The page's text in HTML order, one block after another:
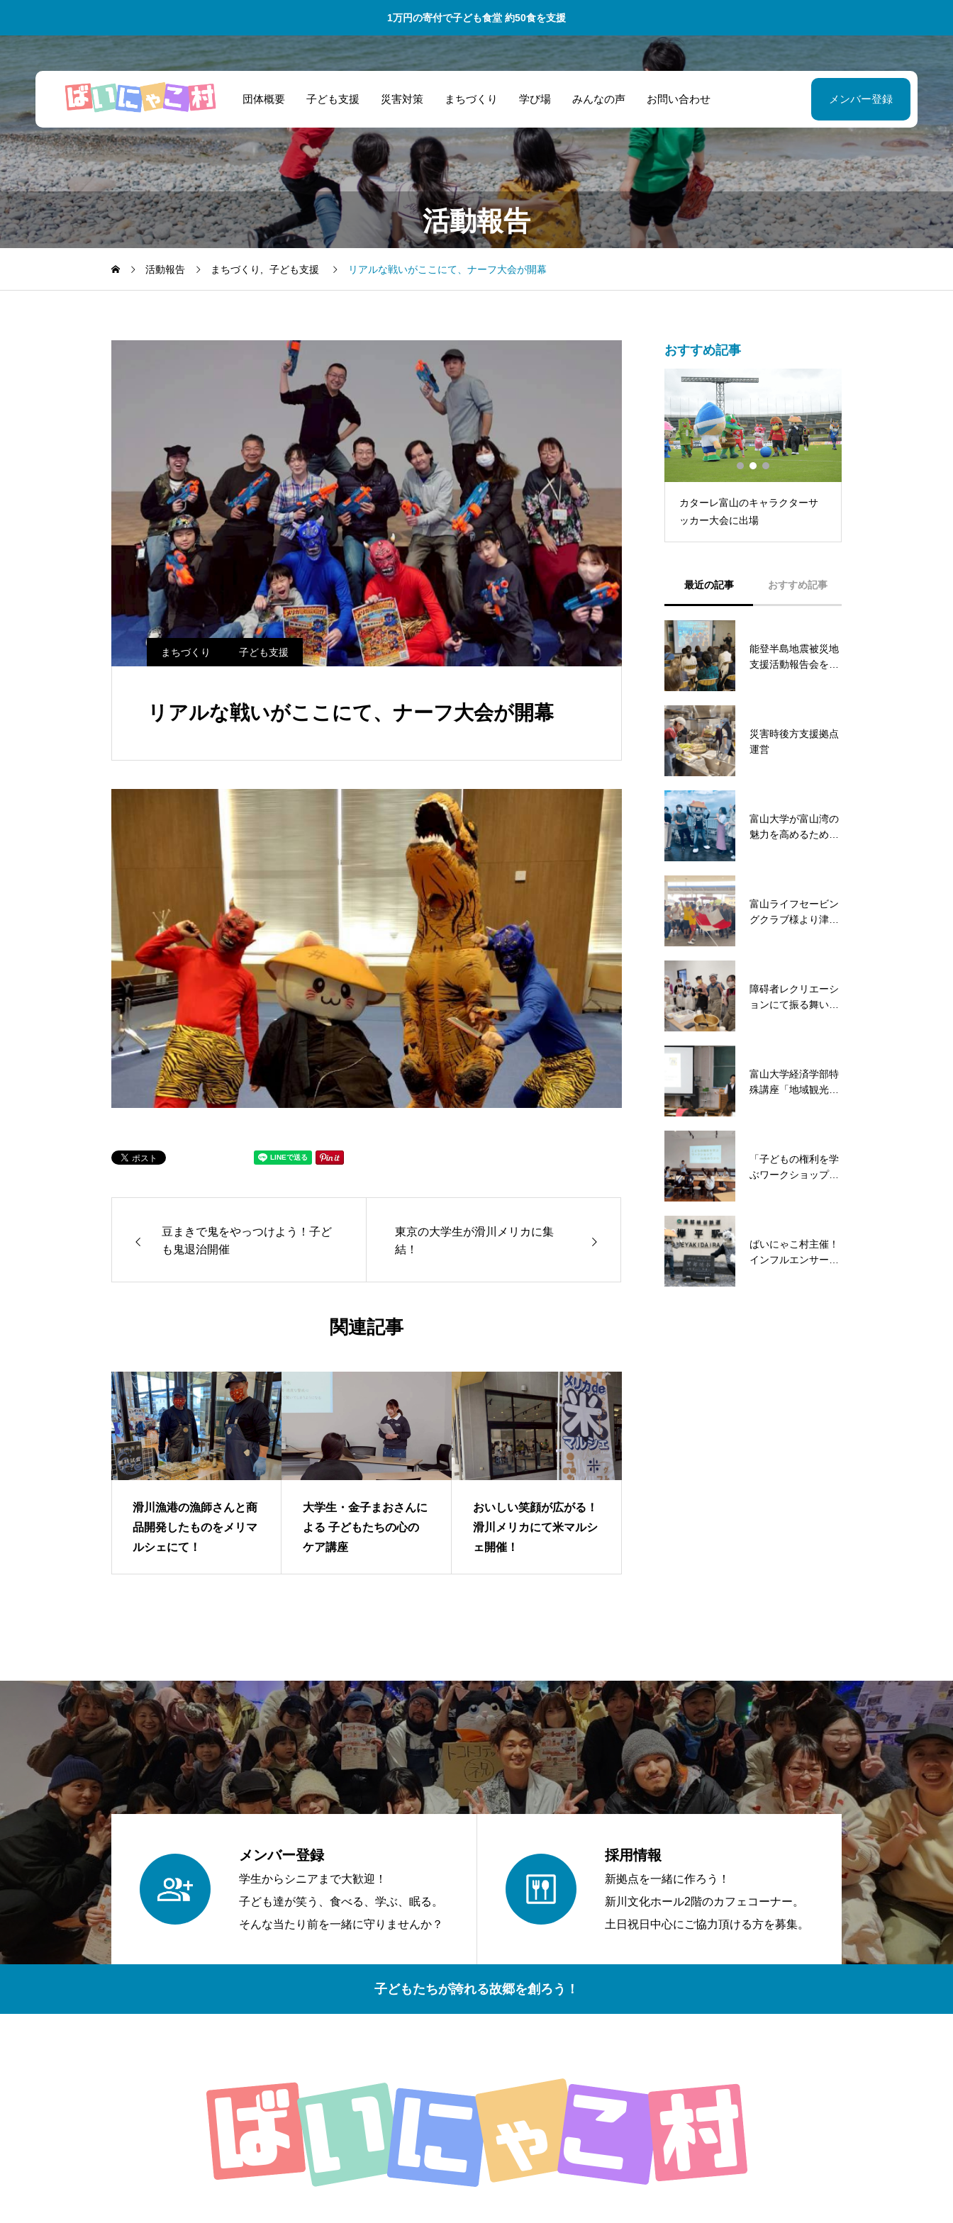
1万円の寄付で子ども食堂 約50食を支援
団体概要 子ども支援 災害対策 まちづくり 学び場 みんなの声 お問い合わせ メンバー登録
私たち高校生がチ
ャレンジする場を
提供していただき
これからも力をあ
わせ被災された
方々の力になれた
的確なアドバイス
やサポートのおか
げで楽しく活動で
初めてのイベン
企画でしたが皆
んのサポートに
活動報告
活動報告 まちづくり 子ども支援 リアルな戦いがここにて、ナーフ大会が開幕
まちづくり 子ども支援
リアルな戦いがここにて、ナーフ大会が開幕
豆まきで鬼をやっつけよう！子ど
も鬼退治開催
東京の大学生が滑川メリカに集
結！
関連記事
滑川漁港の漁師さんと商
品開発したものをメリマ
ルシェにて！
大学生・金子まおさんに
よる 子どもたちの心の
ケア講座
おいしい笑顔が広がる！
滑川メリカにて米マルシ
ェ開催！
おすすめ記事
手紙好き大学生の挑戦応援！サ
ンタさんに手紙を書こうプロジ
ェクト
カターレ富山のキャラクターサ
ッカー大会に出場
最近の記事 おすすめ記事
能登半島地震被災地
支援活動報告会を開
災害時後方支援拠点
運営
富山大学が富山湾の
魅力を高めるために
富山ライフセービン
グクラブ様より津波
障碍者レクリエーシ
ョンにて振る舞いご
富山大学経済学部特
殊講座「地域観光資
「子どもの権利を学
ぶワークショップ」
ばいにゃこ村主催！
インフルエンサーと
東日本大震災で親を
亡くした子ども達の
子ども達に特別な体
験を！西部小学校に
被災地と支援者をマ
ッチング！滑川市長
能登半島災害で分断
された地域コミュニ
能登半島地震発災後
8分で避難施設メリ
被災地支援のご縁と
経験を活かして地域
メンバー登録
学生からシニアまで大歓迎！
子ども達が笑う、食べる、学ぶ、眠る。
そんな当たり前を一緒に守りませんか？
採用情報
新拠点を一緒に作ろう！
新川文化ホール2階のカフェコーナー。
土日祝日中心にご協力頂ける方を募集。
子どもたちが誇れる故郷を創ろう！